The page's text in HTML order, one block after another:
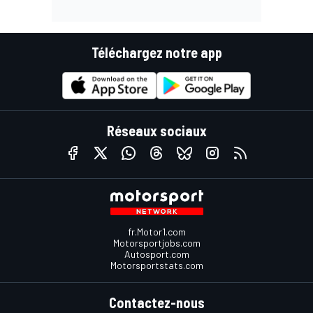
Téléchargez notre app
Réseaux sociaux
fr.Motor1.com
Motorsportjobs.com
Autosport.com
Motorsportstats.com
Contactez-nous